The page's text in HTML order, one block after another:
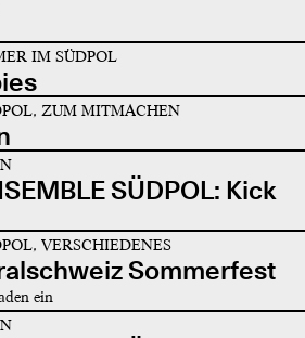
IM SÜDPOL
ZUM MITMACHEN
SÜDPOL: Kick
VERSCHIEDENES
Sommerfest
ein